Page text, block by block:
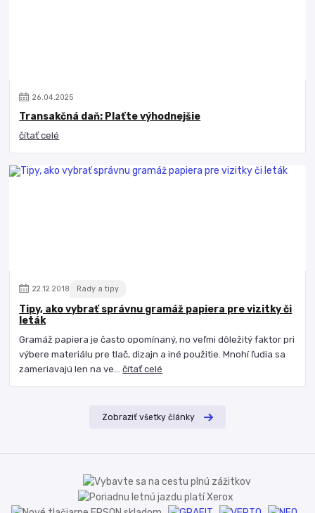
26.04.2025
Transakčná daň: Plaťte výhodnejšie
čítať celé
22.12.2018 Rady a tipy
Tipy, ako vybrať správnu gramáž papiera pre vizitky či
leták
Gramáž papiera je často opomínaný, no veľmi dôležitý faktor pri
výbere materiálu pre tlač, dizajn a iné použitie. Mnohí ľudia sa
zameriavajú len na ve...čítať celé
Zobraziť všetky články